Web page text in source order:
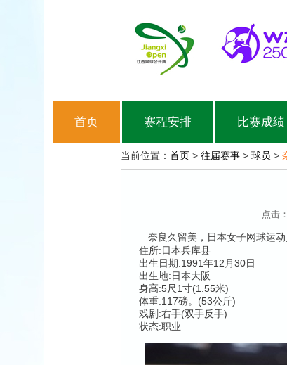
首页 赛程安排 比赛成绩
当前位置： 首页 > 往届赛事 > 球员 >
点击
奈良久留美，日本女子网球运
住所:日本兵库县
出生日期:1991年12月30日
出生地:日本大阪
身高:5尺1寸(1.55米)
体重:117磅。(53公斤)
戏剧:右手(双手反手)
状态:职业